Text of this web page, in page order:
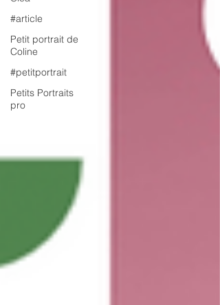
#article
Petit portrait de
Coline
#petitportrait
Petits Portraits
pro